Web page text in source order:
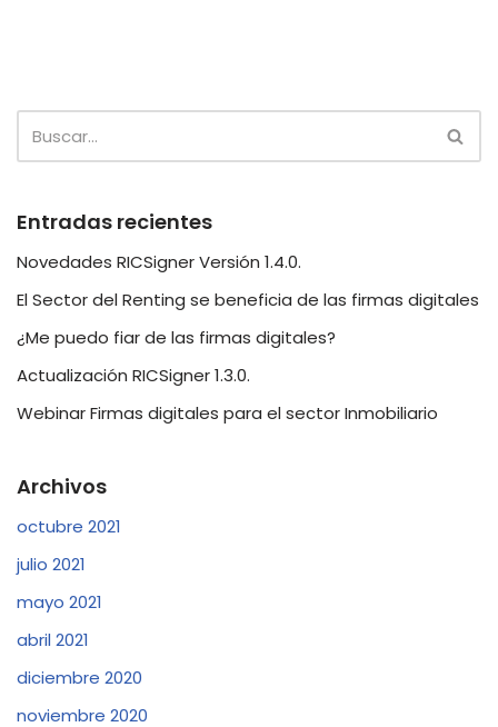
Entradas recientes
Novedades RICSigner Versión 1.4.0.
El Sector del Renting se beneficia de las firmas digitales
¿Me puedo fiar de las firmas digitales?
Actualización RICSigner 1.3.0.
Webinar Firmas digitales para el sector Inmobiliario
Archivos
octubre 2021
julio 2021
mayo 2021
abril 2021
diciembre 2020
noviembre 2020